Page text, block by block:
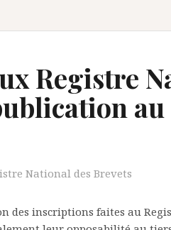
Registre
National des Brevets
des inscriptions faites au